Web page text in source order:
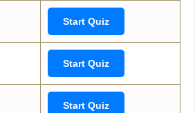
Start Quiz
Start Quiz
Start Quiz